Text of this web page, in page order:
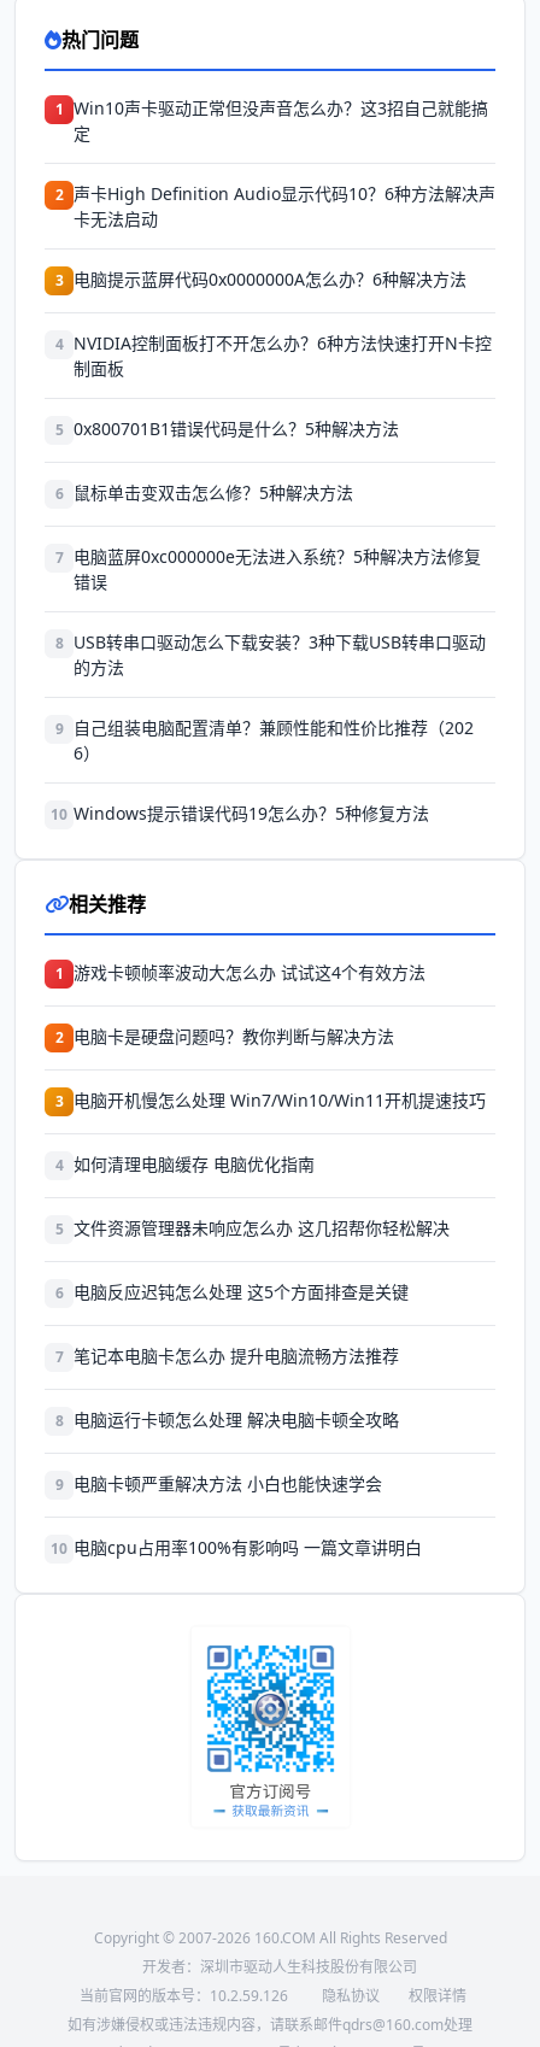
热门问题
1 Win10声卡驱动正常但没声音怎么办？这3招自己就能搞
定
2 声卡High Definition Audio显示代码10？6种方法解决声
卡无法启动
3 电脑提示蓝屏代码0x0000000A怎么办？6种解决方法
4 NVIDIA控制面板打不开怎么办？6种方法快速打开N卡控
制面板
5 0x800701B1错误代码是什么？5种解决方法
6 鼠标单击变双击怎么修？5种解决方法
7 电脑蓝屏0xc000000e无法进入系统？5种解决方法修复
错误
8 USB转串口驱动怎么下载安装？3种下载USB转串口驱动
的方法
9
自己组装电脑配置清单？兼顾性能和性价比推荐（202
6）
10 Windows提示错误代码19怎么办？5种修复方法
相关推荐
1 游戏卡顿帧率波动大怎么办 试试这4个有效方法
2 电脑卡是硬盘问题吗？教你判断与解决方法
3 电脑开机慢怎么处理 Win7/Win10/Win11开机提速技巧
4 如何清理电脑缓存 电脑优化指南
5 文件资源管理器未响应怎么办 这几招帮你轻松解决
6 电脑反应迟钝怎么处理 这5个方面排查是关键
7 笔记本电脑卡怎么办 提升电脑流畅方法推荐
8 电脑运行卡顿怎么处理 解决电脑卡顿全攻略
9 电脑卡顿严重解决方法 小白也能快速学会
10 电脑cpu占用率100%有影响吗 一篇文章讲明白
Copyright © 2007-2026 160.COM All Rights Reserved
开发者：深圳市驱动人生科技股份有限公司
当前官网的版本号： 10.2.59.126 隐私协议
权限详情
如有涉嫌侵权或违法违规内容，请联系邮件qdrs@160.com处理